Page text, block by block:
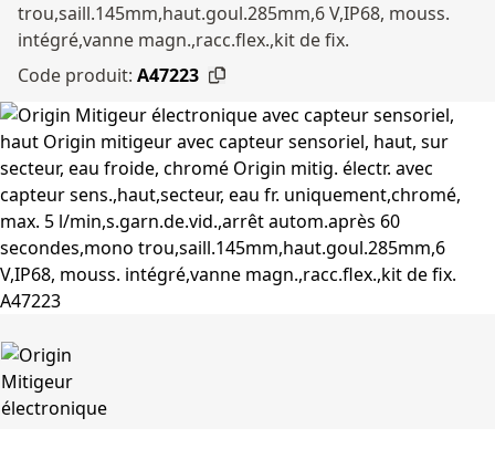
trou,saill.145mm,haut.goul.285mm,6 V,IP68, mouss.
intégré,vanne magn.,racc.flex.,kit de fix.
Code produit: A47223